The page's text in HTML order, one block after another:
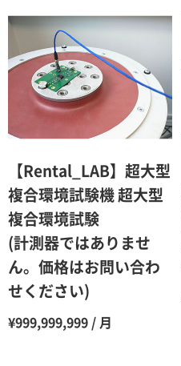
【Rental_LAB】超大型
複合環境試験機 超大型
複合環境試験
(計測器ではありませ
ん。価格はお問い合わ
せください)
¥999,999,999 / 月